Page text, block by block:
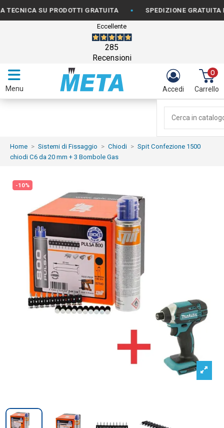
SU PRODOTTI GRATUITA • SPEDIZIONE GRATUITA PER
Eccellente
285
Recensioni
Menu Accedi
0
Carrello
Home Sistemi di Fissaggio Chiodi
Spit Confezione 1500
chiodi C6 da 20 mm + 3 Bombole Gas
-10%